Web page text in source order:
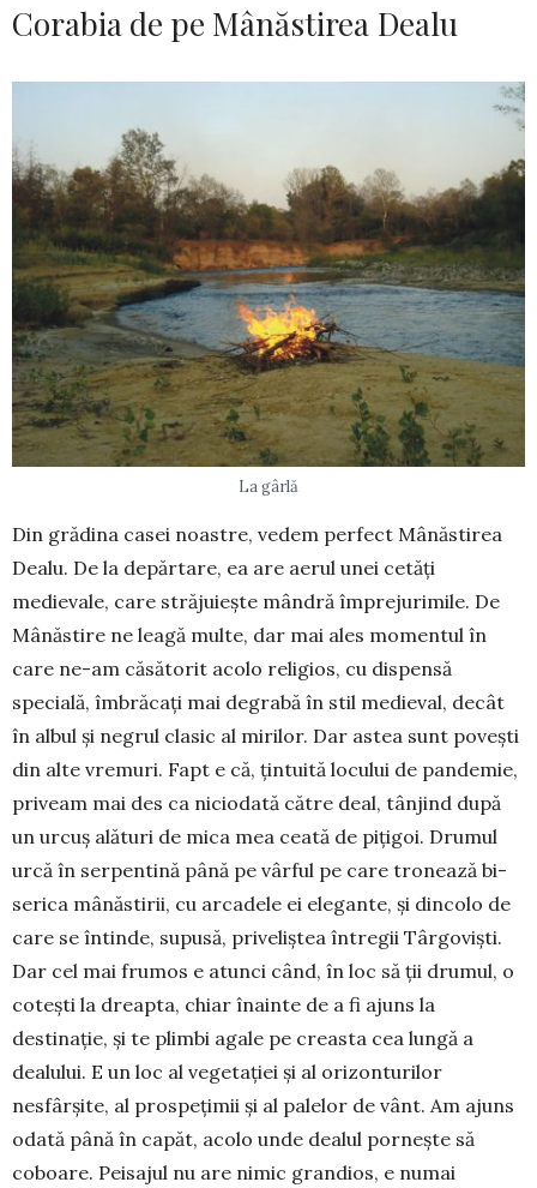
Corabia de pe Mânăstirea Dealu
La gârlă
Din grădina casei noastre, vedem perfect Mâ­năs­tirea
Dealu. De la depărtare, ea are aerul unei ce­tăți
medievale, care străjuiește mândră îm­prejurimile. De
Mânăstire ne leagă multe, dar mai ales momentul în
care ne-am căsătorit acolo reli­gios, cu dispensă
specială, îmbrăcați mai degrabă în stil medieval, decât
în albul și negrul clasic al mirilor. Dar astea sunt povești
din alte vremuri. Fapt e că, țintuită locului de pandemie,
priveam mai des ca niciodată către deal, tânjind după
un ur­cuș alături de mica mea ceată de pițigoi. Drumul
urcă în serpentină până pe vârful pe care tronează bi­
serica mânăstirii, cu arcadele ei elegante, și dincolo de
care se întinde, supusă, priveliștea între­gii Târgoviști.
Dar cel mai frumos e atunci când, în loc să ții drumul, o
cotești la dreapta, chiar înainte de a fi ajuns la
destinație, și te plimbi agale pe creasta cea lungă a
dealului. E un loc al vegetației și al orizonturilor
nesfârșite, al prospețimii și al palelor de vânt. Am ajuns
odată până în capăt, acolo unde dealul pornește să
coboare. Peisajul nu are nimic gran­dios, e numai